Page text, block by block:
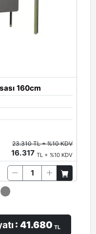
160cm
23.310 TL + %10 KDV
16.317TL + %10 KDV
: 41.680 TL